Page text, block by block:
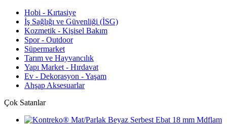
Hobi - Kırtasiye
İş Sağlığı ve Güvenliği (İSG)
Kozmetik - Kişisel Bakım
Spor - Outdoor
Süpermarket
Tarım ve Hayvancılık
Yapı Market - Hırdavat
Ev - Dekorasyon - Yaşam
Ahşap Aksesuarlar
Çok Satanlar